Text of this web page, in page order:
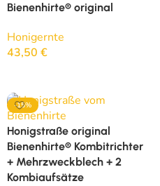
Bienenhirte® original
Honigernte
43,50 €
-15%
Honigstraße original
Bienenhirte® Kombitrichter
+ Mehrzweckblech + 2
Kombiaufsätze